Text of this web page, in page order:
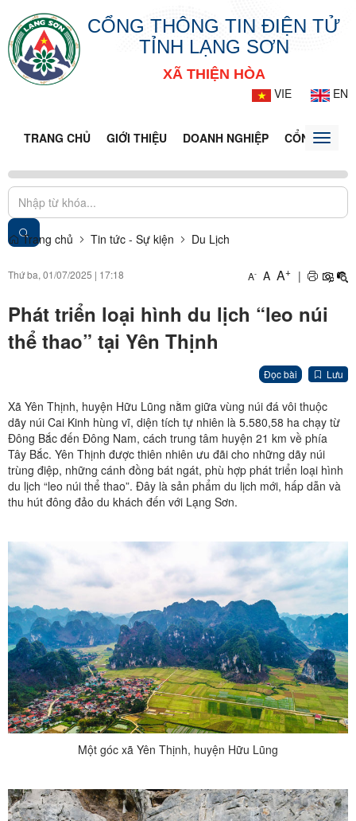
CỔNG THÔNG TIN ĐIỆN TỬ
TỈNH LẠNG SƠN
XÃ THIỆN HÒA
VIE
EN
TRANG CHỦ GIỚI THIỆU DOANH NGHIỆP CỔNG DỊCH
Toggle
Trang chủ Tin tức - Sự kiện Du Lịch
Thứ ba, 01/07/2025 | 17:18 A- A A+ |
Phát triển loại hình du lịch “leo núi
thể thao” tại Yên Thịnh
Đọc bài Lưu
Xã Yên Thịnh, huyện Hữu Lũng nằm giữa vùng núi đá vôi thuộc
dãy núi Cai Kinh hùng vĩ, diện tích tự nhiên là 5.580,58 ha chạy từ
Đông Bắc đến Đông Nam, cách trung tâm huyện 21 km về phía
Tây Bắc. Yên Thịnh được thiên nhiên ưu đãi cho những dãy núi
trùng điệp, những cánh đồng bát ngát, phù hợp phát triển loại hình
du lịch “leo núi thể thao”. Đây là sản phẩm du lịch mới, hấp dẫn và
thu hút đông đảo du khách đến với Lạng Sơn.
Một góc xã Yên Thịnh, huyện Hữu Lũng